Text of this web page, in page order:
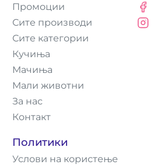
Промоции
Сите производи
Сите категории
Кучиња
Мачиња
Мали животни
За нас
Контакт
Политики
Услови на користење